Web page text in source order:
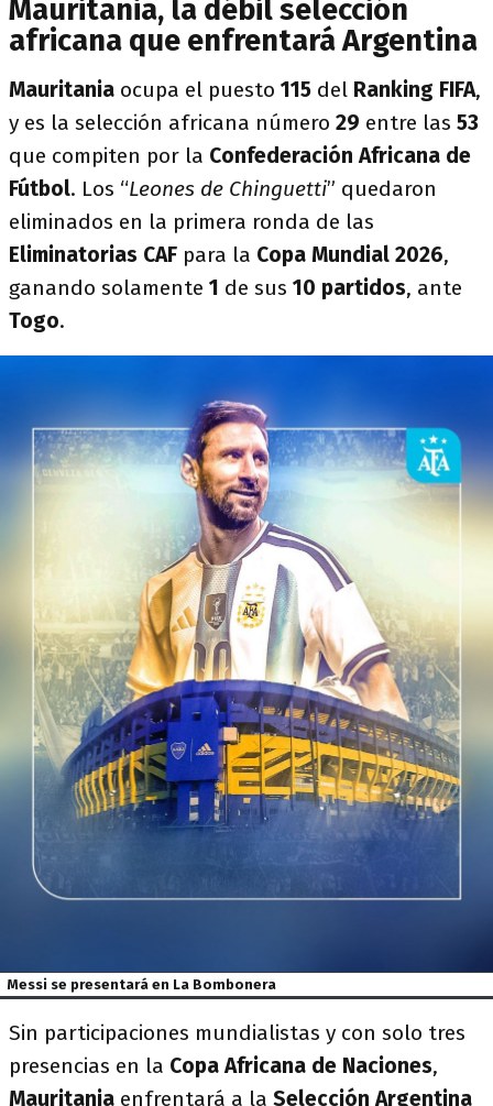
Mauritania, la débil selección
africana que enfrentará Argentina
Mauritania ocupa el puesto 115 del Ranking FIFA,
y es la selección africana número 29 entre las 53
que compiten por la Confederación Africana de
Fútbol. Los “Leones de Chinguetti” quedaron
eliminados en la primera ronda de las
Eliminatorias CAF para la Copa Mundial 2026,
ganando solamente 1 de sus 10 partidos, ante
Togo.
Messi se presentará en La Bombonera
Sin participaciones mundialistas y con solo tres
presencias en la Copa Africana de Naciones,
Mauritania enfrentará a la Selección Argentina